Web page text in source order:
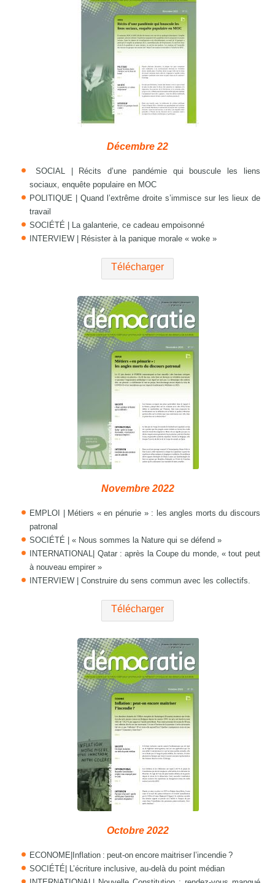
Décembre 22
SOCIAL | Récits d’une pandémie qui bouscule les liens
sociaux, enquête populaire en MOC
POLITIQUE | Quand l’extrême droite s’immisce sur les lieux de
travail
SOCIÉTÉ | La galanterie, ce cadeau empoisonné
INTERVIEW | Résister à la panique morale « woke »
Télécharger
Novembre 2022
EMPLOI | Métiers « en pénurie » : les angles morts du discours
patronal
SOCIÉTÉ | « Nous sommes la Nature qui se défend »
INTERNATIONAL| Qatar : après la Coupe du monde, « tout peut
à nouveau empirer »
INTERVIEW | Construire du sens commun avec les collectifs.
Télécharger
Octobre 2022
ECONOME|Inflation : peut-on encore maitriser l’incendie ?
SOCIÉTÉ| L’écriture inclusive, au-delà du point médian